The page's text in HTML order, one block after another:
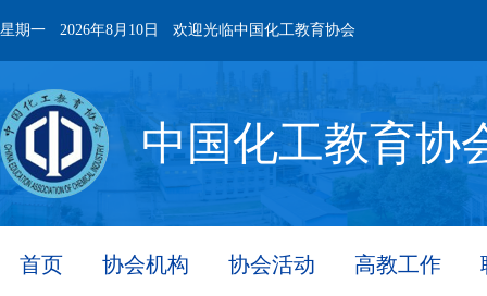
星期一 2026年8月10日 欢迎光临中国化工教育协会
中国化工教育协
首页 协会机构 协会活动 高教工作